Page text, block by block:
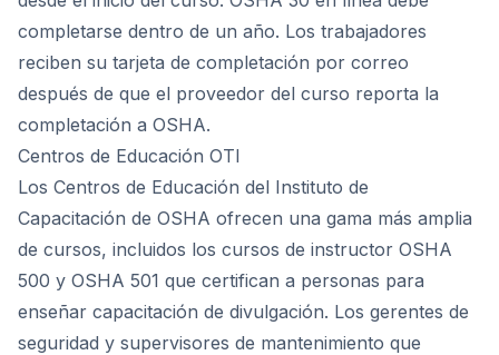
completarse dentro de un año. Los trabajadores
reciben su tarjeta de completación por correo
después de que el proveedor del curso reporta la
completación a OSHA.
Centros de Educación OTI
Los Centros de Educación del Instituto de
Capacitación de OSHA ofrecen una gama más amplia
de cursos, incluidos los cursos de instructor OSHA
500 y OSHA 501 que certifican a personas para
enseñar capacitación de divulgación. Los gerentes de
seguridad y supervisores de mantenimiento que